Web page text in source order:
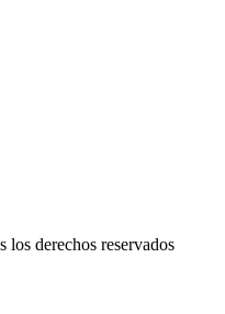
derechos reservados